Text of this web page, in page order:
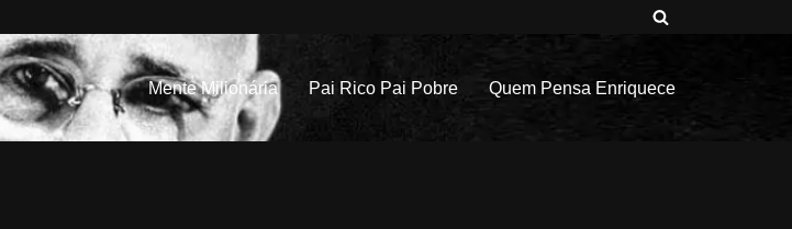
Mente Milionária Pai Rico Pai Pobre Quem Pensa Enriquece